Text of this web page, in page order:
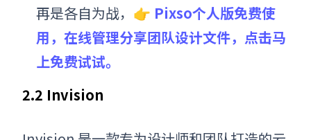
再是各自为战， 👉 Pixso个人版免费使
用，在线管理分享团队设计文件，点击马
上免费试试。
2.2 Invision